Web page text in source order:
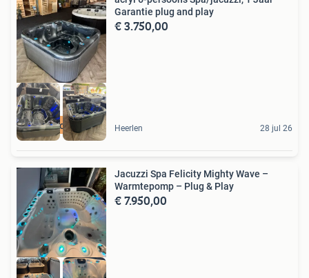
6 persoons luxe
Garantie plug and play
€ 3.750,00
Heerlen 28 jul 26
Jacuzzi Spa Felicity Mighty Wave –
Warmtepomp – Plug & Play
€ 7.950,00